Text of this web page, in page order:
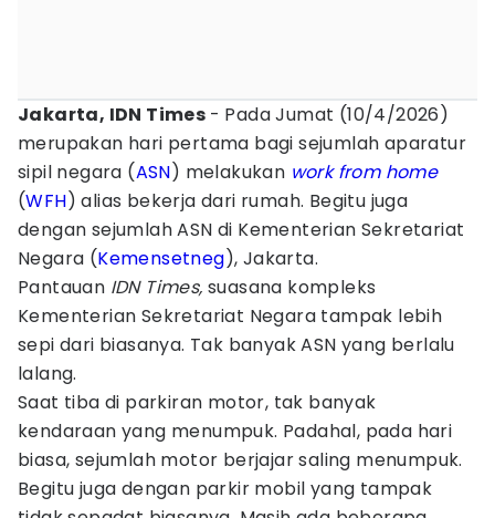
Jakarta, IDN Times - Pada Jumat (10/4/2026)
merupakan hari pertama bagi sejumlah aparatur
sipil negara (ASN) melakukan work from home
(WFH) alias bekerja dari rumah. Begitu juga
dengan sejumlah ASN di Kementerian Sekretariat
Negara (Kemensetneg), Jakarta.
Pantauan IDN Times,suasana kompleks
Kementerian Sekretariat Negara tampak lebih
sepi dari biasanya. Tak banyak ASN yang berlalu
lalang.
Saat tiba di parkiran motor, tak banyak
kendaraan yang menumpuk. Padahal, pada hari
biasa, sejumlah motor berjajar saling menumpuk.
Begitu juga dengan parkir mobil yang tampak